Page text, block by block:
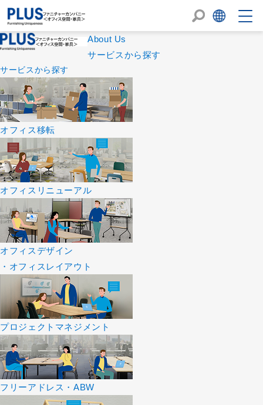
About Us
サービスから探す
サービスから探す
オフィス移転
オフィスリニューアル
オフィスデザイン
・オフィスレイアウト
プロジェクトマネジメント
フリーアドレス・ABW